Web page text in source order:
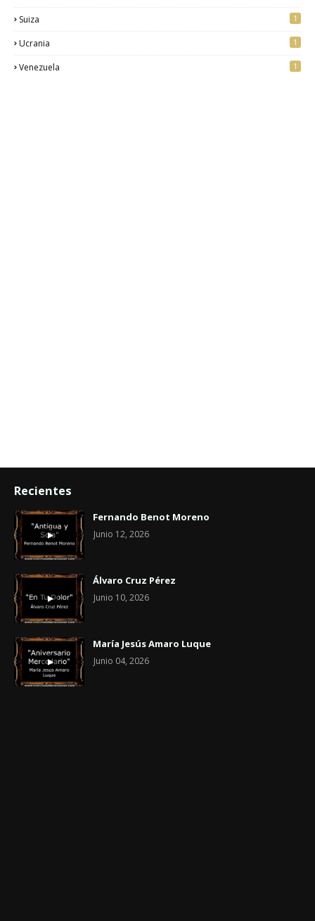
Suiza
1
Ucrania 1
Venezuela 1
Recientes
Fernando Benot Moreno
Junio 12, 2026
Álvaro Cruz Pérez
Junio 10, 2026
María Jesús Amaro Luque
Junio 04, 2026